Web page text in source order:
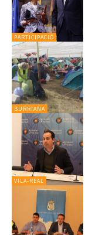
PARTICIPACIÓ
BURRIANA
VILA-REAL